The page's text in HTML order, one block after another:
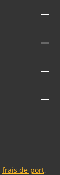
frais de port,